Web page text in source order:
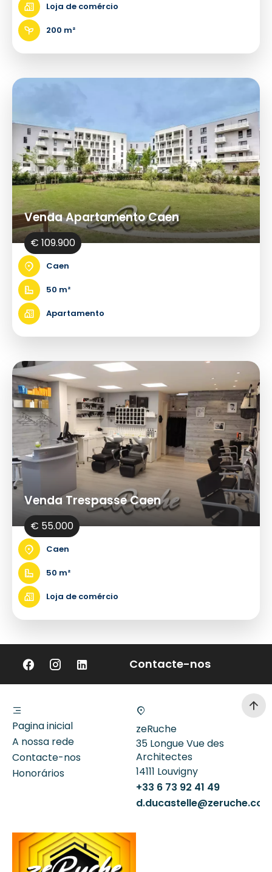
Loja de comércio
200 m²
Venda Apartamento Caen
€ 109.900
Caen
50 m²
Apartamento
Venda Trespasse Caen
€ 55.000
Caen
50 m²
Loja de comércio
Contacte-nos
Pagina inicial
A nossa rede
Contacte-nos
Honorários
zeRuche
35 Longue Vue des
Architectes
14111 Louvigny
+33 6 73 92 41 49
d.ducastelle@zeruche.com